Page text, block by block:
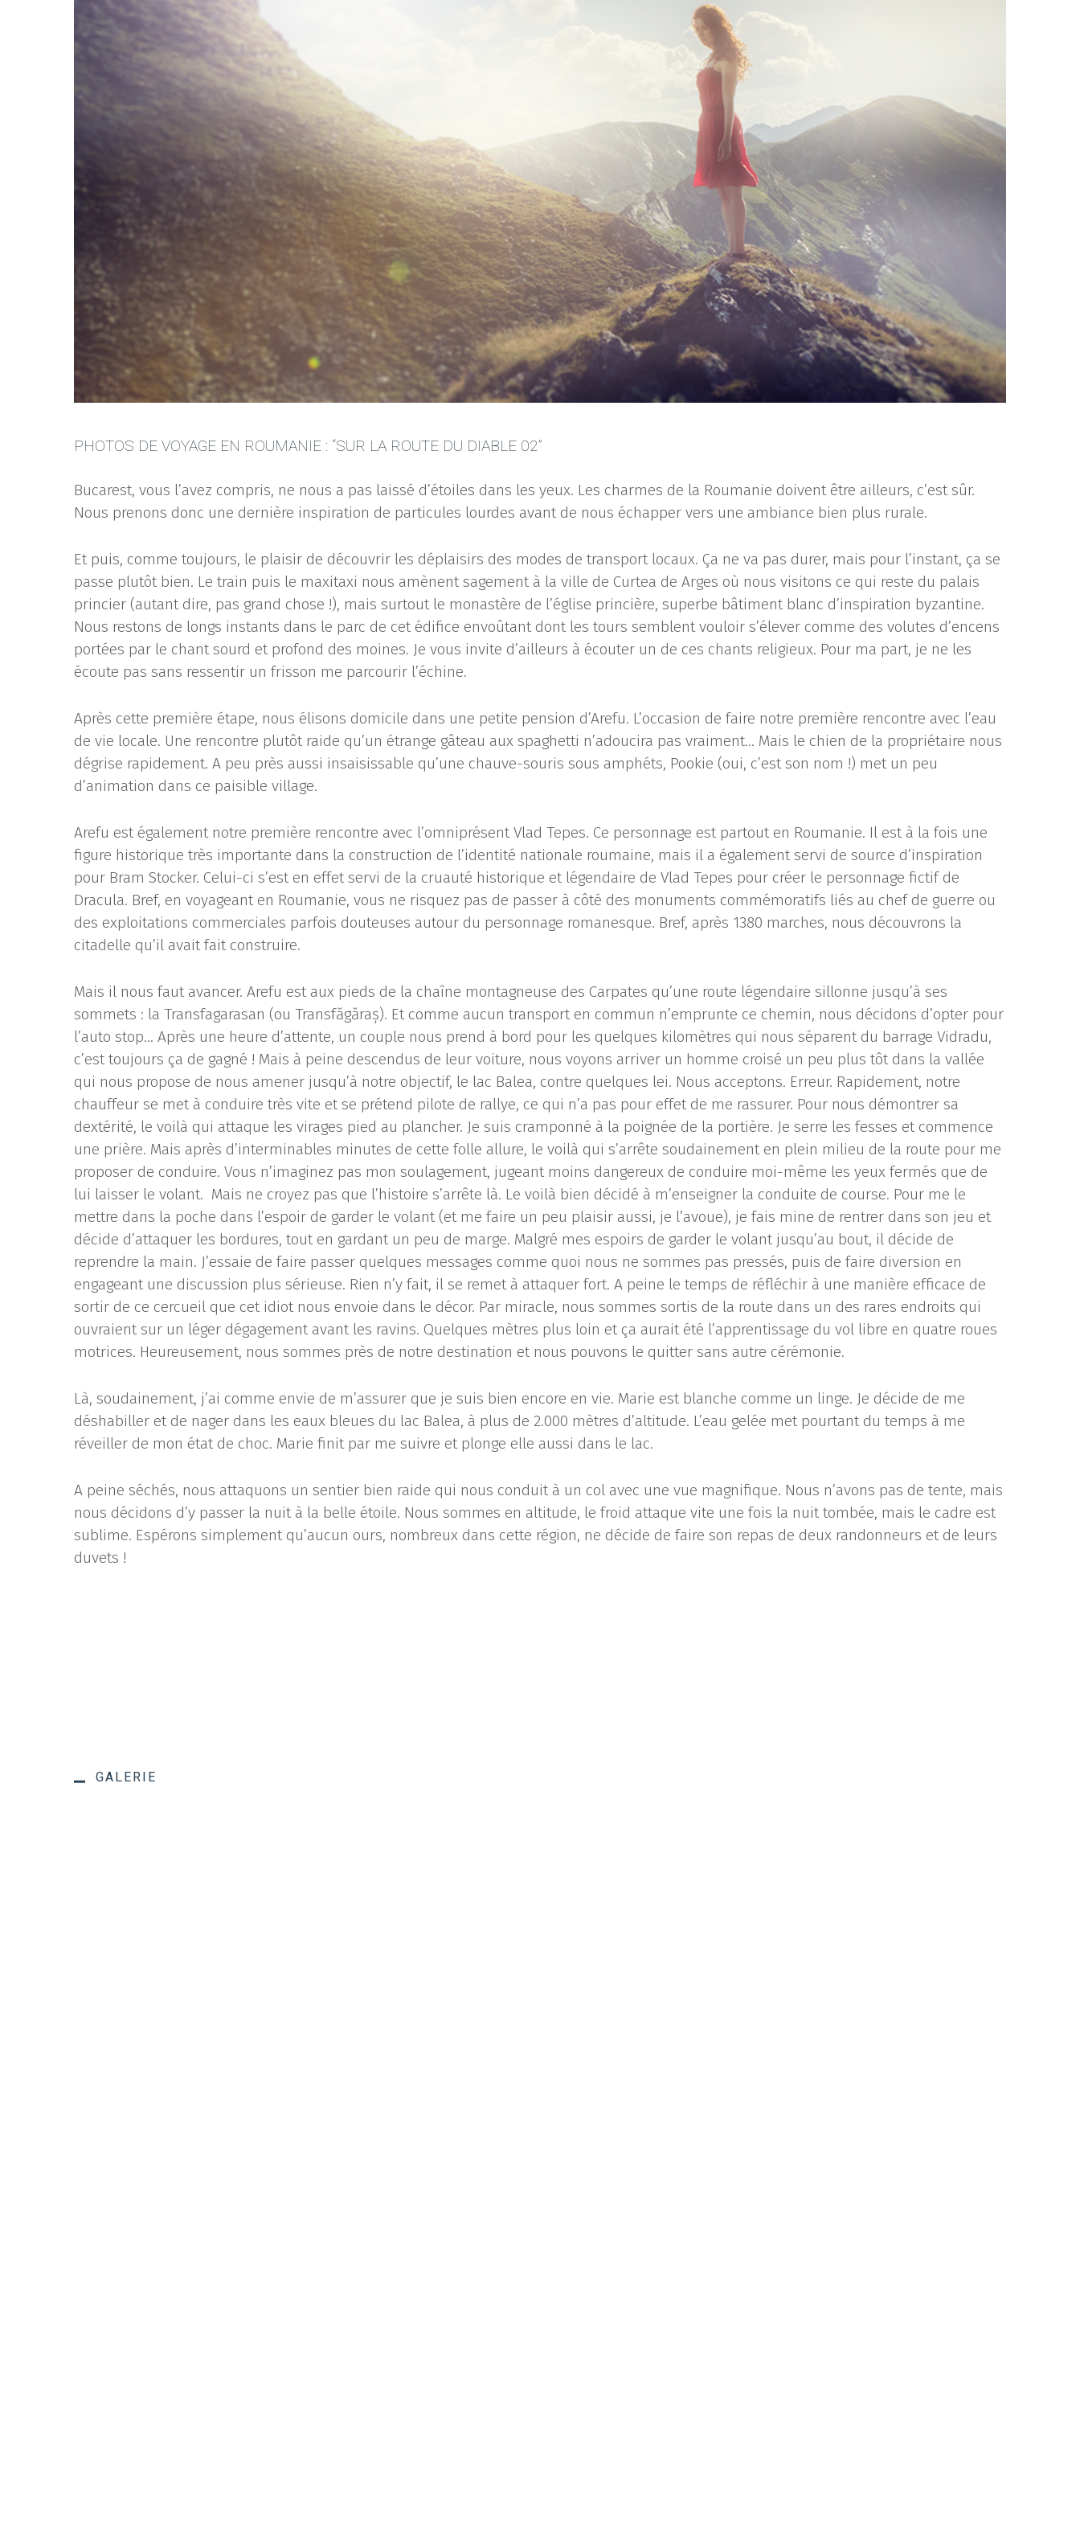
PHOTOS DE VOYAGE EN ROUMANIE : “SUR LA ROUTE DU DIABLE 02”
Bucarest, vous l’avez compris, ne nous a pas laissé d’étoiles dans les yeux. Les charmes de la Roumanie doivent être ailleurs, c’est sûr.
Nous prenons donc une dernière inspiration de particules lourdes avant de nous échapper vers une ambiance bien plus rurale.
Et puis, comme toujours, le plaisir de découvrir les déplaisirs des modes de transport locaux. Ça ne va pas durer, mais pour l’instant, ça se
passe plutôt bien. Le train puis le maxitaxi nous amènent sagement à la ville de Curtea de Arges où nous visitons ce qui reste du palais
princier (autant dire, pas grand chose !), mais surtout le monastère de l’église princière, superbe bâtiment blanc d’inspiration byzantine.
Nous restons de longs instants dans le parc de cet édifice envoûtant dont les tours semblent vouloir s’élever comme des volutes d’encens
portées par le chant sourd et profond des moines. Je vous invite d’ailleurs à écouter un de ces chants religieux. Pour ma part, je ne les
écoute pas sans ressentir un frisson me parcourir l’échine.
Après cette première étape, nous élisons domicile dans une petite pension d’Arefu. L’occasion de faire notre première rencontre avec l’eau
de vie locale. Une rencontre plutôt raide qu’un étrange gâteau aux spaghetti n’adoucira pas vraiment… Mais le chien de la propriétaire nous
dégrise rapidement. A peu près aussi insaisissable qu’une chauve-souris sous amphéts, Pookie (oui, c’est son nom !) met un peu
d’animation dans ce paisible village.
Arefu est également notre première rencontre avec l’omniprésent Vlad Tepes. Ce personnage est partout en Roumanie. Il est à la fois une
figure historique très importante dans la construction de l’identité nationale roumaine, mais il a également servi de source d’inspiration
pour Bram Stocker. Celui-ci s’est en effet servi de la cruauté historique et légendaire de Vlad Tepes pour créer le personnage fictif de
Dracula. Bref, en voyageant en Roumanie, vous ne risquez pas de passer à côté des monuments commémoratifs liés au chef de guerre ou
des exploitations commerciales parfois douteuses autour du personnage romanesque. Bref, après 1380 marches, nous découvrons la
citadelle qu’il avait fait construire.
Mais il nous faut avancer. Arefu est aux pieds de la chaîne montagneuse des Carpates qu’une route légendaire sillonne jusqu’à ses
sommets : la Transfagarasan (ou Transfăgăraș). Et comme aucun transport en commun n’emprunte ce chemin, nous décidons d’opter pour
l’auto stop… Après une heure d’attente, un couple nous prend à bord pour les quelques kilomètres qui nous séparent du barrage Vidradu,
c’est toujours ça de gagné ! Mais à peine descendus de leur voiture, nous voyons arriver un homme croisé un peu plus tôt dans la vallée
qui nous propose de nous amener jusqu’à notre objectif, le lac Balea, contre quelques lei. Nous acceptons. Erreur. Rapidement, notre
chauffeur se met à conduire très vite et se prétend pilote de rallye, ce qui n’a pas pour effet de me rassurer. Pour nous démontrer sa
dextérité, le voilà qui attaque les virages pied au plancher. Je suis cramponné à la poignée de la portière. Je serre les fesses et commence
une prière. Mais après d’interminables minutes de cette folle allure, le voilà qui s’arrête soudainement en plein milieu de la route pour me
proposer de conduire. Vous n’imaginez pas mon soulagement, jugeant moins dangereux de conduire moi-même les yeux fermés que de
lui laisser le volant. Mais ne croyez pas que l’histoire s’arrête là. Le voilà bien décidé à m’enseigner la conduite de course. Pour me le
mettre dans la poche dans l’espoir de garder le volant (et me faire un peu plaisir aussi, je l’avoue), je fais mine de rentrer dans son jeu et
décide d’attaquer les bordures, tout en gardant un peu de marge. Malgré mes espoirs de garder le volant jusqu’au bout, il décide de
reprendre la main. J’essaie de faire passer quelques messages comme quoi nous ne sommes pas pressés, puis de faire diversion en
engageant une discussion plus sérieuse. Rien n’y fait, il se remet à attaquer fort. A peine le temps de réfléchir à une manière efficace de
sortir de ce cercueil que cet idiot nous envoie dans le décor. Par miracle, nous sommes sortis de la route dans un des rares endroits qui
ouvraient sur un léger dégagement avant les ravins. Quelques mètres plus loin et ça aurait été l’apprentissage du vol libre en quatre roues
motrices. Heureusement, nous sommes près de notre destination et nous pouvons le quitter sans autre cérémonie.
Là, soudainement, j’ai comme envie de m’assurer que je suis bien encore en vie. Marie est blanche comme un linge. Je décide de me
déshabiller et de nager dans les eaux bleues du lac Balea, à plus de 2.000 mètres d’altitude. L’eau gelée met pourtant du temps à me
réveiller de mon état de choc. Marie finit par me suivre et plonge elle aussi dans le lac.
A peine séchés, nous attaquons un sentier bien raide qui nous conduit à un col avec une vue magnifique. Nous n’avons pas de tente, mais
nous décidons d’y passer la nuit à la belle étoile. Nous sommes en altitude, le froid attaque vite une fois la nuit tombée, mais le cadre est
sublime. Espérons simplement qu’aucun ours, nombreux dans cette région, ne décide de faire son repas de deux randonneurs et de leurs
duvets !
GALERIE